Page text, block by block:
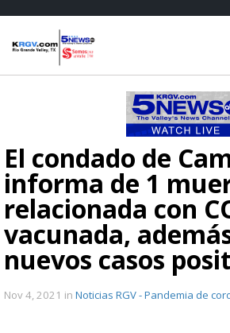
El condado de
informa de 1
relacionada con
vacunada,
nuevos casos
Nov 4, 2021 in Noticias RGV - Pandemia de